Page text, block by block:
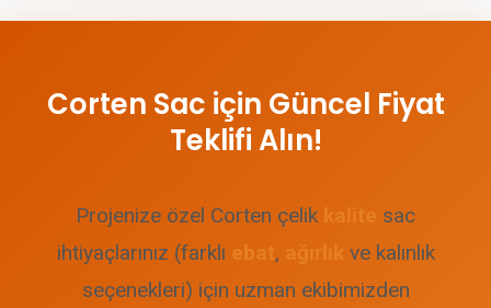
Corten Sac için Güncel Fiyat
Teklifi Alın!
Projenize özel Corten çelik
sac
ihtiyaçlarınız (farklı ebat, ağırlık
ve kalınlık
seçenekleri) için uzman ekibimizden